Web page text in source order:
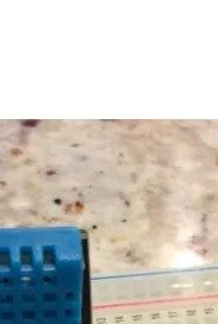
大模型服务
千问AI平台-Token Plan
云防火墙
云原生的云上边界网络安
1亿+ 大模型 tokens 和
140+云产品 免费试用
产品新客免费试用，最长
大模型ACA认证体验
助力企业全员 AI 认知与能
AI空中课堂在线直播课
生态解决方案
行业生态解决方案
开发者生态解决方案
入门学习赛